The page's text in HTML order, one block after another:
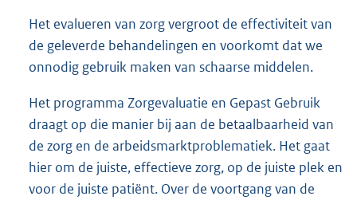
Het evalueren van zorg vergroot de effectiviteit van
de geleverde behandelingen en voorkomt dat we
onnodig gebruik maken van schaarse middelen.
Het programma Zorgevaluatie en Gepast Gebruik
draagt op die manier bij aan de betaalbaarheid van
de zorg en de arbeidsmarktproblematiek. Het gaat
hier om de juiste, effectieve zorg, op de juiste plek en
voor de juiste patiënt. Over de voortgang van de